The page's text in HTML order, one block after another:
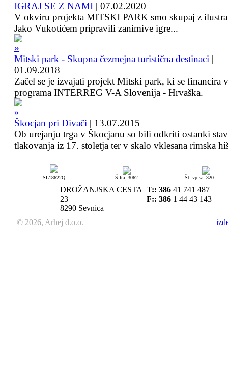
IGRAJ SE Z NAMI | 07.02.2020
V okviru projekta MITSKI PARK smo skupaj z
Jako Vukotićem pripravili zanimive igre...
Mitski park - Skupna čezmejna turistična destinaci |
01.09.2018
Začel se je izvajati projekt Mitski park, ki se financira
programa INTERREG V-A Slovenija - Hrvaška.
Škocjan pri Divači | 13.07.2015
Ob urejanju trga v Škocjanu so bili odkriti ostanki
tlakovanja iz 17. stoletja ter v skalo vklesana rimska
SL18622Q Šifra: 3062 Št. vpisa: 320
DROŽANJSKA CESTA
23
8290 Sevnica
T:: 386 41 741 487
F:: 386 1 44 43 143
© 2026, Arhej d.o.o.